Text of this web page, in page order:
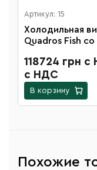
Артикул: 15
Холодильная
Quadros Fish
118724 грн
с НДС
В корзину
Похожие